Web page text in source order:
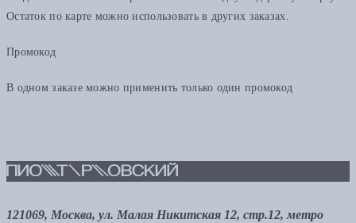
Остаток по карте можно использовать в других заказах.
Промокод
В одном заказе можно применить только один промокод
121069, Москва, ул. Малая Никитская 12, стр.12, метро